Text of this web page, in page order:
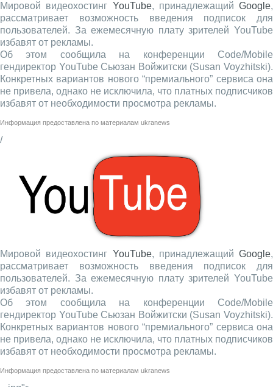
Мировой видеохостинг YouTube, принадлежащий Google,
рассматривает возможность введения подписок для
пользователей. За ежемесячную плату зрителей YouTube
избавят от рекламы.
Об этом сообщила на конференции Code/Mobile
гендиректор YouTube Сьюзан Войжитски (Susan Voyzhitski).
Конкретных вариантов нового “премиального” сервиса она
не привела, однако не исключила, что платных подписчиков
избавят от необходимости просмотра рекламы.
Информация предоставлена по материалам ukranews
/
Мировой видеохостинг YouTube, принадлежащий Google,
рассматривает возможность введения подписок для
пользователей. За ежемесячную плату зрителей YouTube
избавят от рекламы.
Об этом сообщила на конференции Code/Mobile
гендиректор YouTube Сьюзан Войжитски (Susan Voyzhitski).
Конкретных вариантов нового “премиального” сервиса она
не привела, однако не исключила, что платных подписчиков
избавят от необходимости просмотра рекламы.
Информация предоставлена по материалам ukranews